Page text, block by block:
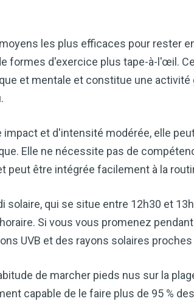
les plus efficaces pour rester
formes d'exercice plus tape-à-l'œil.
et mentale et constitue une
et d'intensité modérée, elle
Elle ne nécessite pas de
peut être intégrée facilement à la
solaire, qui se situe entre 12h30 et
Si vous vous promenez
UVB et des rayons solaires proches
de marcher pieds nus sur la
capable de le faire plus de 95 %